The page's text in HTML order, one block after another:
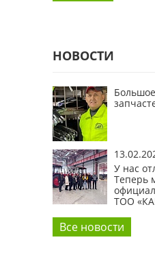
НОВОСТИ
У нас
Теперь
ТОО
Все новости